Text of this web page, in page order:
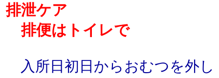
排泄ケア
排便はトイレで
入所日初日からおむつを外